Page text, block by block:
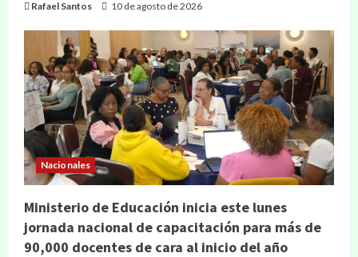
Rafael Santos 10 de agosto de 2026
Nacionales
Ministerio de Educación inicia este lunes
jornada nacional de capacitación para más de
90,000 docentes de cara al inicio del año